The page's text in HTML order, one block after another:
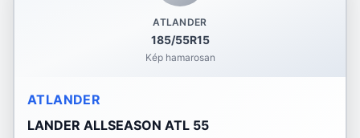
ATLANDER
185/55R15
Kép hamarosan
ATLANDER
LANDER ALLSEASON ATL 55